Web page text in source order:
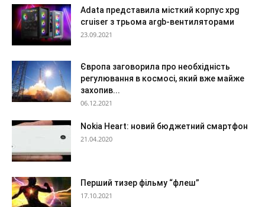
Adata представила місткий корпус xpg
cruiser з трьома argb-вентиляторами
23.09.2021
Європа заговорила про необхідність
регулювання в космосі, який вже майже
захопив...
06.12.2021
Nokia Heart: новий бюджетний смартфон
21.04.2020
Перший тизер фільму “флеш”
17.10.2021